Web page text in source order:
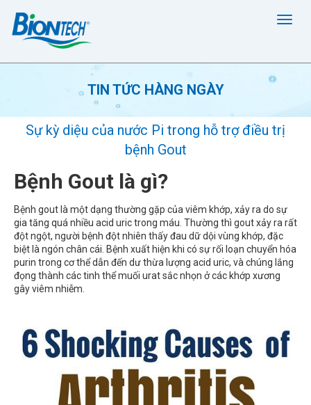
TIN TỨC HÀNG NGÀY
Sự kỳ diệu của nước Pi trong hỗ trợ điều trị
bệnh Gout
Bệnh Gout là gì?
Bệnh gout là một dạng thường gặp của viêm khớp, xảy ra do sự
gia tăng quá nhiều acid uric trong máu. Thường thì gout xảy ra rất
đột ngột, người bệnh đột nhiên thấy đau dữ dội vùng khớp, đặc
biệt là ngón chân cái. Bệnh xuất hiện khi có sự rối loạn chuyển hóa
purin trong cơ thể dẫn đến dư thừa lượng acid uric, và chúng lắng
đọng thành các tinh thể muối urat sắc nhọn ở các khớp xương
gây viêm nhiễm.